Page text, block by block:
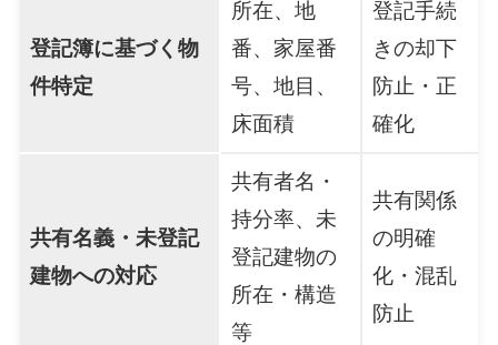
登記簿に基づく物
件特定
所在、地
番、家屋番
号、地目、
床面積
登記手続
きの却下
防止・正
確化
共有名義・未登記
建物への対応
共有者名・
持分率、未
登記建物の
所在・構造
等
共有関係
の明確
化・混乱
防止